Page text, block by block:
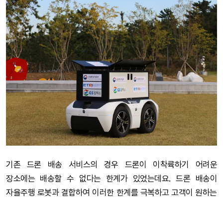
기존 드론 배송 서비스의 경우 드론이 이착륙하기 어려운
장소에는 배송할 수 없다는 한계가 있었는데요. 드론 배송이
자율주행 로봇과 결합하여 이러한 한계를 극복하고 고객이 원하는